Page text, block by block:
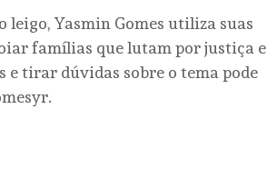
leigo, Yasmin Gomes utiliza suas
famílias que lutam por justiça e
e tirar dúvidas sobre o tema pode